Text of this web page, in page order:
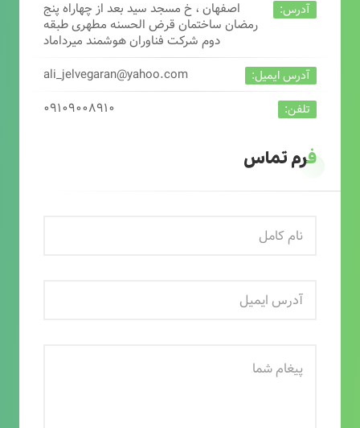
آدرس:
اصفهان ، خ مسجد سید بعد از چهاراه پنج
رمضان ساختمان قرض الحسنه مطهری طبقه
دوم شرکت فناوران هوشمند میرداماد
آدرس ایمیل: ali_jelvegaran@yahoo.com
تلفن: ۰۹۱۰۹۰۰۸۹۱۰
فرم تماس